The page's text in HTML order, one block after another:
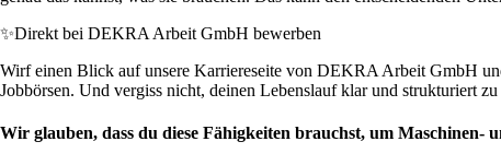
✨Direkt bei DEKRA Arbeit GmbH bewerben
Wirf einen Blick auf unsere Karriereseite von DEKRA Arbeit GmbH
Jobbörsen. Und vergiss nicht, deinen Lebenslauf klar und strukturiert zu
Wir glauben, dass du diese Fähigkeiten brauchst, um